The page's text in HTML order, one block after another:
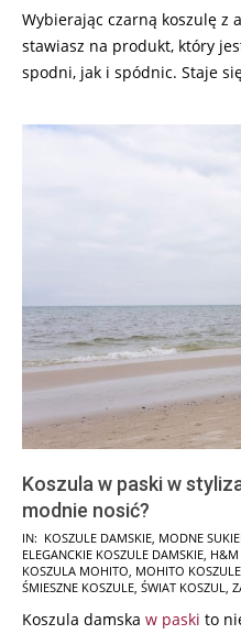
Wybierając czarną koszulę z
stawiasz na produkt, który
spodni, jak i spódnic. Staje
Koszula w paski w
modnie nosić?
2024-
06-
29
IN: KOSZULE DAMSKIE, MODNE
ELEGANCKIE KOSZULE DAMSKIE, H&M
KOSZULA MOHITO, MOHITO KOSZULE
ŚMIESZNE KOSZULE, ŚWIAT KOSZUL,
Koszula damska w paski to